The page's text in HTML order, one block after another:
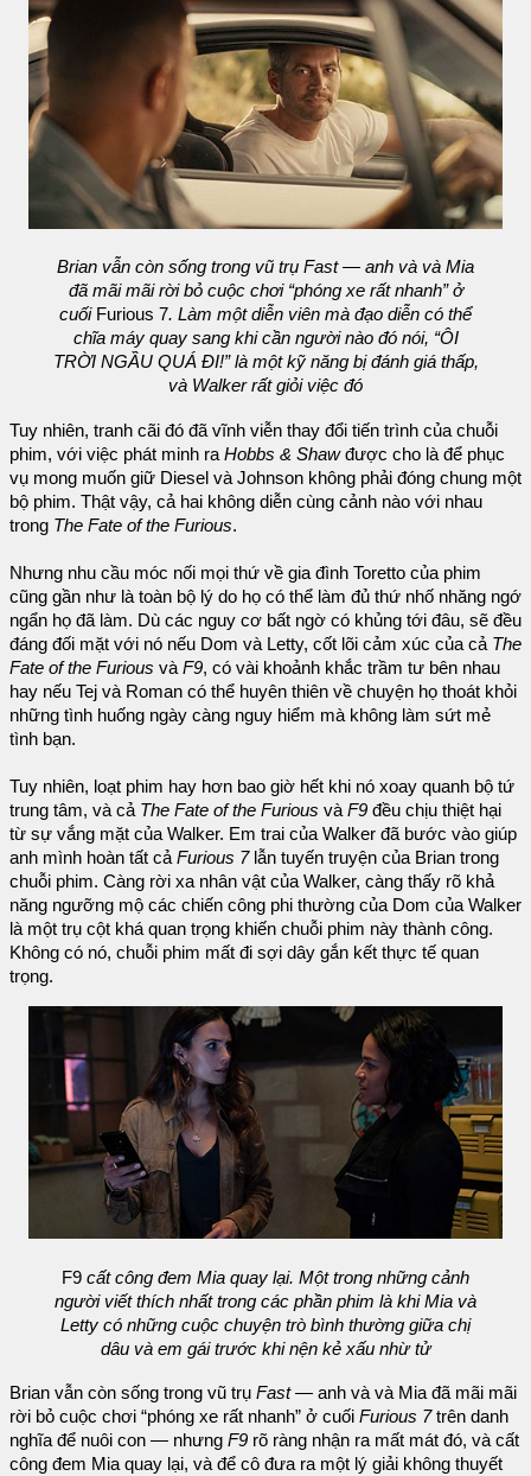
Brian vẫn còn sống trong vũ trụ Fast — anh và và Mia
đã mãi mãi rời bỏ cuộc chơi “phóng xe rất nhanh” ở
cuốiFurious 7. Làm một diễn viên mà đạo diễn có thể
chĩa máy quay sang khi cần người nào đó nói, “ÔI
TRỜI NGẦU QUÁ ĐI!” là một kỹ năng bị đánh giá thấp,
và Walker rất giỏi việc đó
Tuy nhiên, tranh cãi đó đã vĩnh viễn thay đổi tiến trình của chuỗi
phim, với việc phát minh ra Hobbs & Shawđược cho là để phục
vụ mong muốn giữ Diesel và Johnson không phải đóng chung một
bộ phim. Thật vậy, cả hai không diễn cùng cảnh nào với nhau
trong The Fate of the Furious.
Nhưng nhu cầu móc nối mọi thứ về gia đình Toretto của phim
cũng gần như là toàn bộ lý do họ có thể làm đủ thứ nhố nhăng ngớ
ngẩn họ đã làm. Dù các nguy cơ bất ngờ có khủng tới đâu, sẽ đều
đáng đối mặt với nó nếu Dom và Letty, cốt lõi cảm xúc của cả The
Fate of the Furious và F9, có vài khoảnh khắc trầm tư bên nhau
hay nếu Tej và Roman có thể huyên thiên về chuyện họ thoát khỏi
những tình huống ngày càng nguy hiểm mà không làm sứt mẻ
tình bạn.
Tuy nhiên, loạt phim hay hơn bao giờ hết khi nó xoay quanh bộ tứ
trung tâm, và cả The Fate of the Furious và F9 đều chịu thiệt hại
từ sự vắng mặt của Walker. Em trai của Walker đã bước vào giúp
anh mình hoàn tất cả Furious 7lẫn tuyến truyện của Brian trong
chuỗi phim. Càng rời xa nhân vật của Walker, càng thấy rõ khả
năng ngưỡng mộ các chiến công phi thường của Dom của Walker
là một trụ cột khá quan trọng khiến chuỗi phim này thành công.
Không có nó, chuỗi phim mất đi sợi dây gắn kết thực tế quan
trọng.
F9 cất công đem Mia quay lại. Một trong những cảnh
người viết thích nhất trong các phần phim là khi Mia và
Letty có những cuộc chuyện trò bình thường giữa chị
dâu và em gái trước khi nện kẻ xấu nhừ tử
Brian vẫn còn sống trong vũ trụ Fast— anh và và Mia đã mãi mãi
rời bỏ cuộc chơi “phóng xe rất nhanh” ở cuối Furious 7trên danh
nghĩa để nuôi con — nhưng F9 rõ ràng nhận ra mất mát đó, và cất
công đem Mia quay lại, và để cô đưa ra một lý giải không thuyết